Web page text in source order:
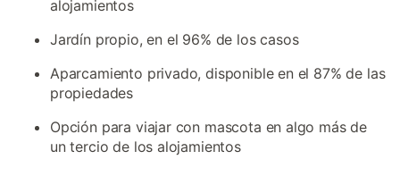
alojamientos
Jardín propio, en el 96% de los casos
Aparcamiento privado, disponible en el 87% de las
propiedades
Opción para viajar con mascota en algo más de
un tercio de los alojamientos